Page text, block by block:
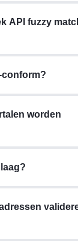
API fuzzy
conform?
worden